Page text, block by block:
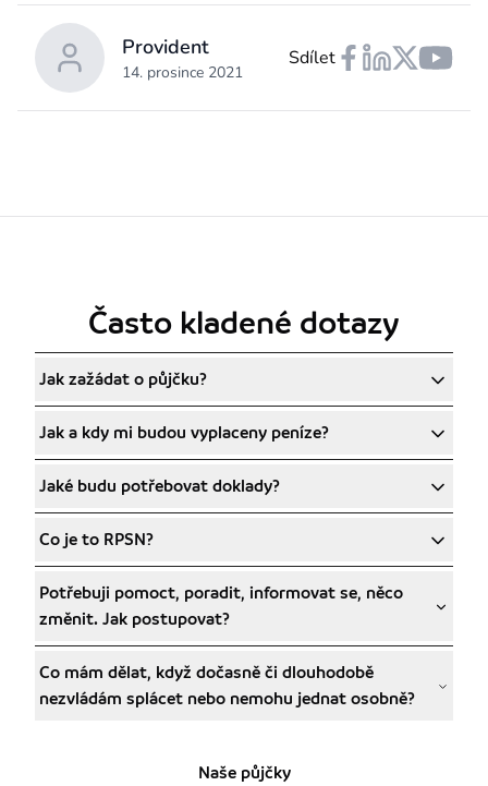
Provident
14. prosince 2021
Sdílet
Často kladené dotazy
Jak zažádat o půjčku?
Jak a kdy mi budou vyplaceny peníze?
Jaké budu potřebovat doklady?
Co je to RPSN?
Potřebuji pomoct, poradit, informovat se, něco
změnit. Jak postupovat?
Co mám dělat, když dočasně či dlouhodobě
nezvládám splácet nebo nemohu jednat osobně?
Naše půjčky